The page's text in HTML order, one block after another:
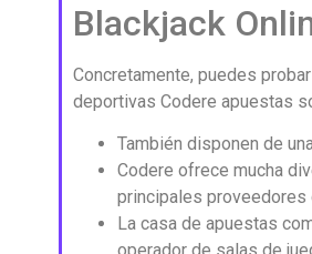
Blackjack
Concretamente, puedes
deportivas Codere apuestas
También disponen de
Codere ofrece mucha
principales proveedores
La casa de apuestas